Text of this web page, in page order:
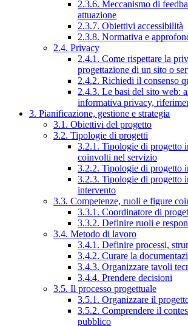
2.3.6. Meccanismo di
attuazione
2.3.7. Obiettivi accessibilità
2.3.8. Normativa e
2.4. Privacy
2.4.1. Come rispettare la
progettazione di un sito o
2.4.2. Richiedi il consenso
2.4.3. Le basi del sito web:
informativa privacy,
3. Pianificazione, gestione e strategia
3.1. Obiettivi del progetto
3.2. Tipologie di progetti
3.2.1. Tipologie di progetto
coinvolti nel servizio
3.2.2. Tipologie di progetto
3.2.3. Tipologie di progetto
intervento
3.3. Competenze, ruoli e figure
3.3.1. Coordinatore di
3.3.2. Definire ruoli e
3.4. Metodo di lavoro
3.4.1. Definire processi,
3.4.2. Curare la
3.4.3. Organizzare tavoli
3.4.4. Prendere decisioni
3.5. Il processo progettuale
3.5.1. Organizzare il
3.5.2. Comprendere il
pubblico